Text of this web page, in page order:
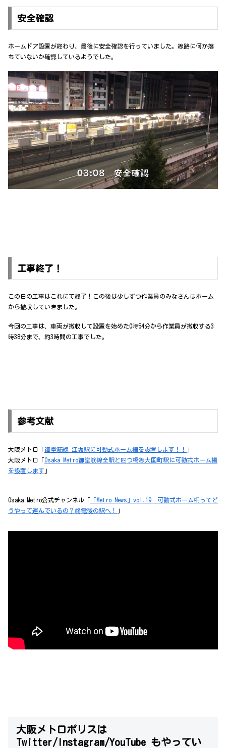
安全確認
ホームドア設置が終わり、最後に安全確認を行っていました。線路に何か落
ちていないか確認しているようでした。
工事終了！
この日の工事はこれにて終了！この後は少しずつ作業員のみなさんはホーム
から撤収していきました。
今回の工事は、車両が撤収して設置を始めた0時54分から作業員が撤収する3
時38分まで、約3時間の工事でした。
参考文献
大阪メトロ「御堂筋線 江坂駅に可動式ホーム柵を設置します！！
」
大阪メトロ「Osaka Metro御堂筋線全駅と四つ橋線大国町駅に可動式ホーム柵
を設置します 」
Osaka Metro公式チャンネル「
「Metro News」vol.19 可動式ホーム柵ってど
うやって運んでいるの？終電後の駅へ！
」
大阪メトロポリスは
Twitter/Instagram/YouTube もやってい